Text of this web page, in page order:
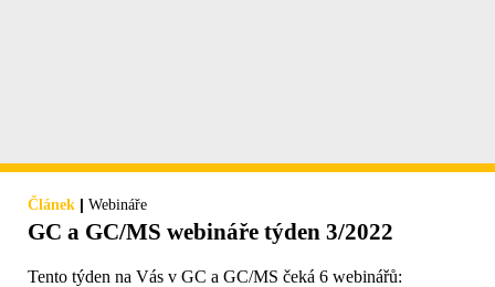
Článek | Webináře
GC a GC/MS webináře týden 3/2022
Tento týden na Vás v GC a GC/MS čeká 6 webinářů: